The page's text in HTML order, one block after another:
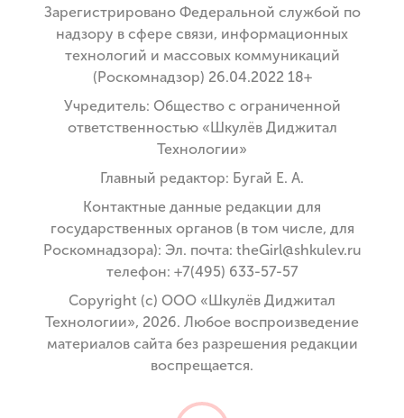
Зарегистрировано Федеральной службой по
надзору в сфере связи, информационных
технологий и массовых коммуникаций
(Роскомнадзор) 26.04.2022 18+
Учредитель: Общество с ограниченной
ответственностью «Шкулёв Диджитал
Технологии»
Главный редактор: Бугай Е. А.
Контактные данные редакции для
государственных органов (в том числе, для
Роскомнадзора): Эл. почта: theGirl@shkulev.ru
телефон: +7(495) 633-57-57
Copyright (с) ООО «Шкулёв Диджитал
Технологии», 2026. Любое воспроизведение
материалов сайта без разрешения редакции
воспрещается.